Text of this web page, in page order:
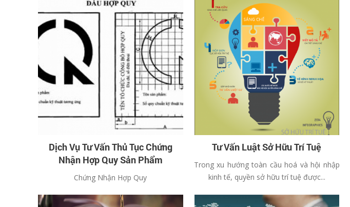
Dịch Vụ Tư Vấn Thủ Tục Chứng
Nhận Hợp Quy Sản Phẩm
Chứng Nhận Hợp Quy
Tư Vấn Luật Sở Hữu Trí Tuệ
Trong xu hướng toàn cầu hoá và hội nhập
kinh tế, quyền sở hữu trí tuệ được...